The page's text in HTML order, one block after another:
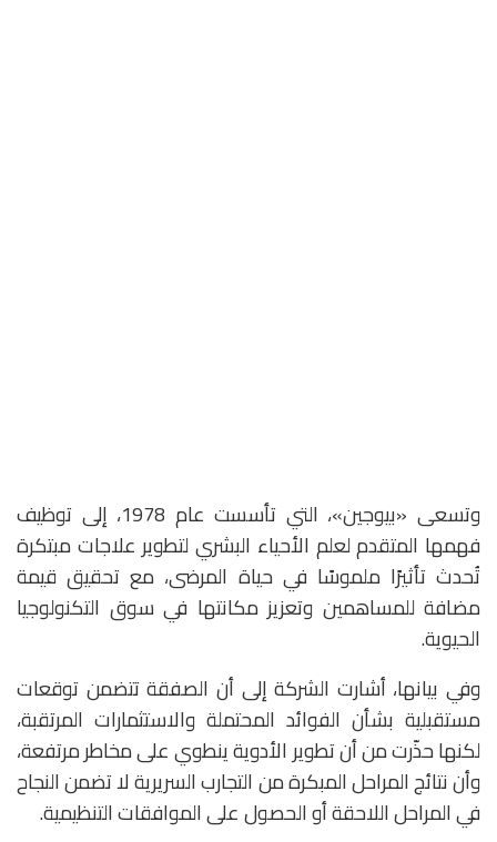
وتسعى «بيوجين»، التي تأسست عام 1978، إلى توظيف
فهمها المتقدم لعلم الأحياء البشري لتطوير علاجات مبتكرة
تُحدث تأثيرًا ملموسًا في حياة المرضى، مع تحقيق قيمة
مضافة للمساهمين وتعزيز مكانتها في سوق التكنولوجيا
الحيوية.
وفي بيانها، أشارت الشركة إلى أن الصفقة تتضمن توقعات
مستقبلية بشأن الفوائد المحتملة والاستثمارات المرتقبة،
لكنها حذّرت من أن تطوير الأدوية ينطوي على مخاطر مرتفعة،
وأن نتائج المراحل المبكرة من التجارب السريرية لا تضمن النجاح
في المراحل اللاحقة أو الحصول على الموافقات التنظيمية.